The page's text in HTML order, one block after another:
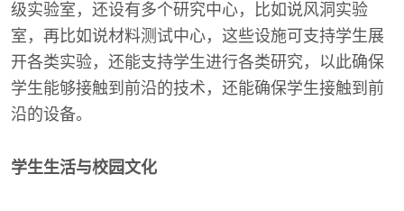
级实验室，还设有多个研究中心，比如说风洞实验
室，再比如说材料测试中心，这些设施可支持学生展
开各类实验，还能支持学生进行各类研究，以此确保
学生能够接触到前沿的技术，还能确保学生接触到前
沿的设备。
学生生活与校园文化